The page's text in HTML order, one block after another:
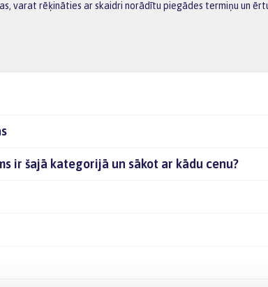
varat rēķināties ar skaidri norādītu piegādes termiņu un
ir šajā kategorijā un sākot ar kādu cenu?